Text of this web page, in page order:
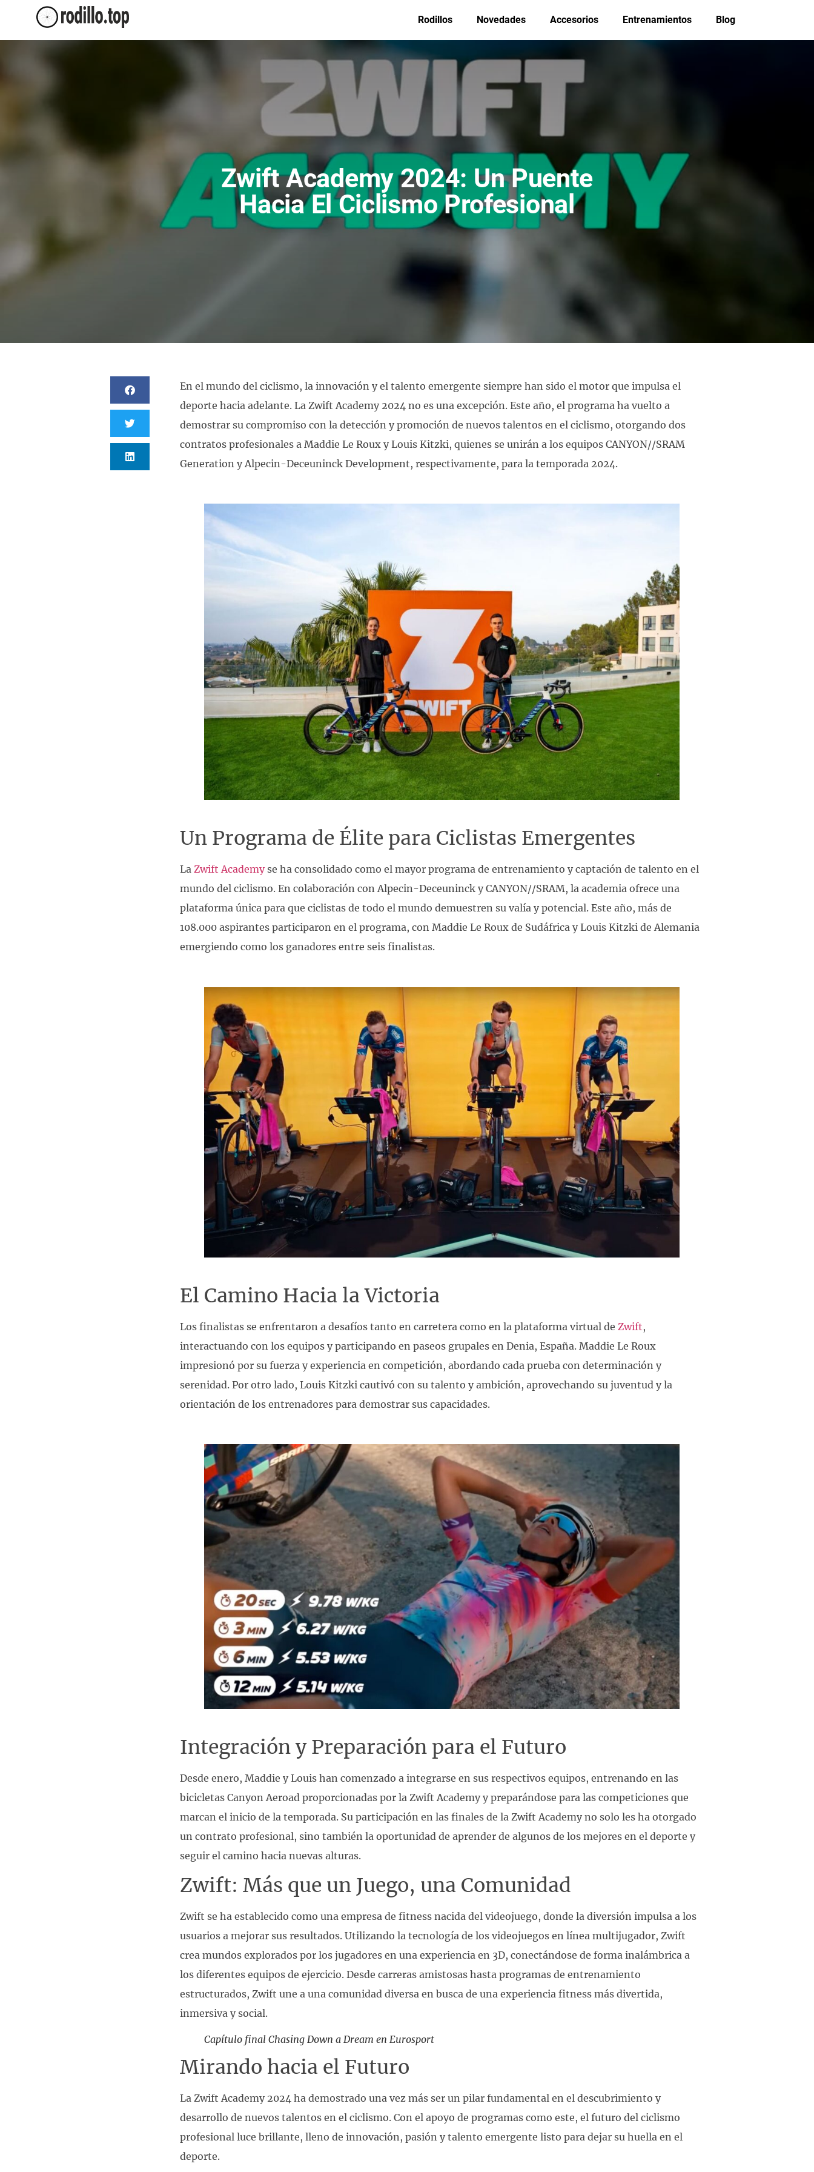
Rodillos Novedades Accesorios Entrenamientos Blog
Zwift Academy 2024: Un Puente
Hacia El Ciclismo Profesional
En el mundo del ciclismo, la innovación y el talento emergente siempre han sido el motor que impulsa el
deporte hacia adelante. La Zwift Academy 2024 no es una excepción. Este año, el programa ha vuelto a
demostrar su compromiso con la detección y promoción de nuevos talentos en el ciclismo, otorgando dos
contratos profesionales a Maddie Le Roux y Louis Kitzki, quienes se unirán a los equipos CANYON//SRAM
Generation y Alpecin-Deceuninck Development, respectivamente, para la temporada 2024.
Un Programa de Élite para Ciclistas Emergentes
La Zwift Academyse ha consolidado como el mayor programa de entrenamiento y captación de talento en el
mundo del ciclismo. En colaboración con Alpecin-Deceuninck y CANYON//SRAM, la academia ofrece una
plataforma única para que ciclistas de todo el mundo demuestren su valía y potencial. Este año, más de
108.000 aspirantes participaron en el programa, con Maddie Le Roux de Sudáfrica y Louis Kitzki de Alemania
emergiendo como los ganadores entre seis finalistas.
El Camino Hacia la Victoria
Los finalistas se enfrentaron a desafíos tanto en carretera como en la plataforma virtual de Zwift,
interactuando con los equipos y participando en paseos grupales en Denia, España. Maddie Le Roux
impresionó por su fuerza y experiencia en competición, abordando cada prueba con determinación y
serenidad. Por otro lado, Louis Kitzki cautivó con su talento y ambición, aprovechando su juventud y la
orientación de los entrenadores para demostrar sus capacidades.
Integración y Preparación para el Futuro
Desde enero, Maddie y Louis han comenzado a integrarse en sus respectivos equipos, entrenando en las
bicicletas Canyon Aeroad proporcionadas por la Zwift Academy y preparándose para las competiciones que
marcan el inicio de la temporada. Su participación en las finales de la Zwift Academy no solo les ha otorgado
un contrato profesional, sino también la oportunidad de aprender de algunos de los mejores en el deporte y
seguir el camino hacia nuevas alturas.
Zwift: Más que un Juego, una Comunidad
Zwift se ha establecido como una empresa de fitness nacida del videojuego, donde la diversión impulsa a los
usuarios a mejorar sus resultados. Utilizando la tecnología de los videojuegos en línea multijugador, Zwift
crea mundos explorados por los jugadores en una experiencia en 3D, conectándose de forma inalámbrica a
los diferentes equipos de ejercicio. Desde carreras amistosas hasta programas de entrenamiento
estructurados, Zwift une a una comunidad diversa en busca de una experiencia fitness más divertida,
inmersiva y social.
Capítulo final Chasing Down a Dream en Eurosport
Mirando hacia el Futuro
La Zwift Academy 2024 ha demostrado una vez más ser un pilar fundamental en el descubrimiento y
desarrollo de nuevos talentos en el ciclismo. Con el apoyo de programas como este, el futuro del ciclismo
profesional luce brillante, lleno de innovación, pasión y talento emergente listo para dejar su huella en el
deporte.